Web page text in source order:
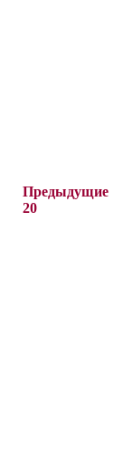
Предыдущие
20